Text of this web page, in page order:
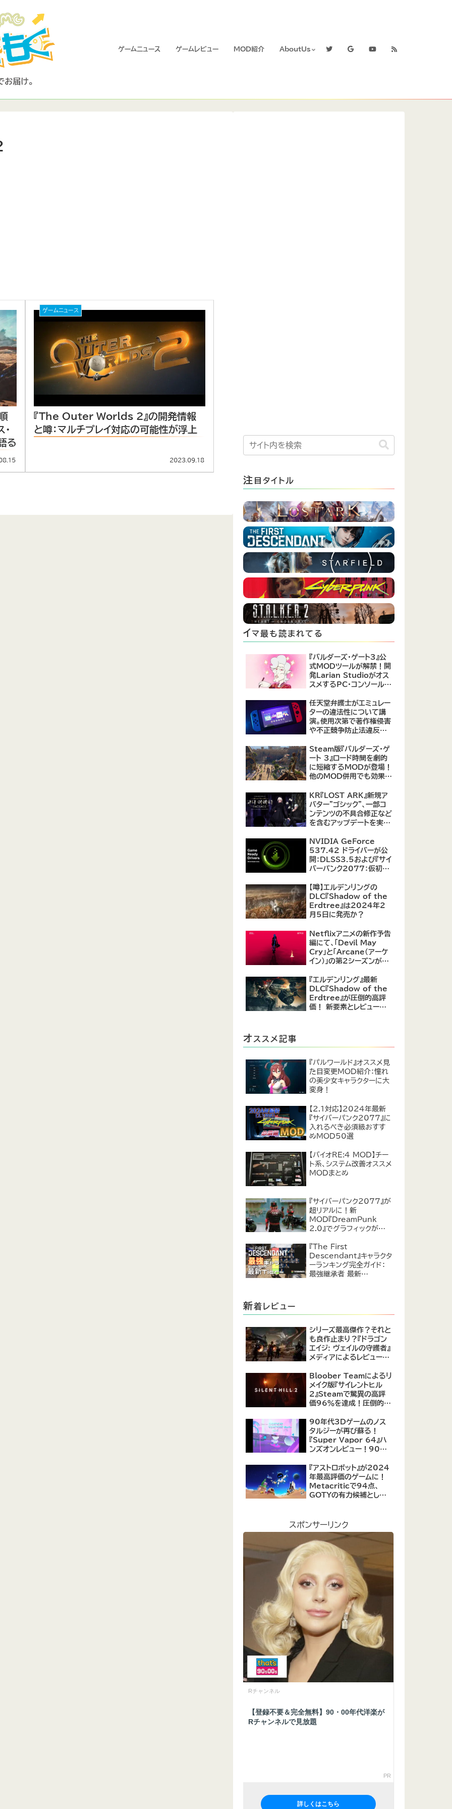
ゲームニュース ゲームレビュー MOD紹介 AboutUs
る
ゲームニュース
『The Outer Worlds 2』の開発情報
と噂：マルチプレイ対応の可能性が浮上
2023.09.18
注 目タイトル
イマ最も読まれてる
『バルダーズ・ゲート3』公
式MODツールが解禁！開
発Larian Studioがオス
スメするPC・コンソール向
任天堂弁護士がエミュレー
ターの違法性について講
演。使用次第で著作権侵害
や不正競争防止法違反に
Steam版『バルダーズ・ゲ
ート 3』ロード時間を劇的
に短縮するMODが登場！
他のMOD併用でも効果を
価
KR『LOST ARK』新規ア
バター"ゴシック"、一部コ
ンテンツの不具合修正など
を含むアップデートを実
NVIDIA GeForce
537.42 ドライバーが公
開：DLSS3.5および『サイ
バーパンク2077：仮初め
【噂】エルデンリングの
DLC『Shadow of the
Erdtree』は2024年2
月5日に発売か？
Netflixアニメの新作予告
編にて、「Devil May
Cry」と「Arcane（アーケ
イン）」の第2シーズンが紹
『エルデンリング』最新
DLC『Shadow of the
Erdtree』が圧倒的高評
価！ 新要素とレビューま
オ ススメ記事
『パルワールド』オススメ見
た目変更MOD紹介：憧れ
の美少女キャラクターに大
変身！
【2.1対応】2024年最新
『サイバーパンク2077』に
入れるべき必須級おすす
めMOD50選
【バイオRE:4 MOD】チー
ト系、システム改善オススメ
MODまとめ
『サイバーパンク2077』が
超リアルに！新
MOD『DreamPunk
2.0』でグラフィックが恐ろ
『The First
Descendant』キャラクタ
ーランキング完全ガイド：
最強継承者 最新
新着レビュー
シリーズ最高傑作？それと
も良作止まり？『ドラゴン
エイジ: ヴェイルの守護者』
メディアによるレビューが
ラクター育成システムは好
評、戦闘システムは賛否あ
り
Bloober Teamによるリ
メイク版『サイレントヒル
2』Steamで驚異の高評
価96％を達成！圧倒的な
の復活
90年代3Dゲームのノス
タルジーが再び蘇る！
『Super Vapor 64』ハ
ンズオンレビュー！90年
再現したノスタルジックア
クション
『アストロボット』が2024
年最高評価のゲームに！
Metacriticで94点、
GOTYの有力候補として
スポンサーリンク